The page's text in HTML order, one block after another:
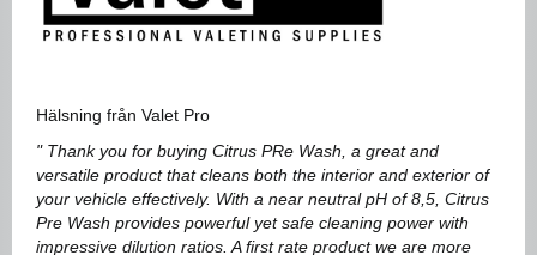
Hälsning från Valet Pro
" Thank you for buying Citrus PRe Wash, a great and
versatile product that cleans both the interior and exterior of
your vehicle effectively. With a near neutral pH of 8,5, Citrus
Pre Wash provides powerful yet safe cleaning power with
impressive dilution ratios. A first rate product we are more